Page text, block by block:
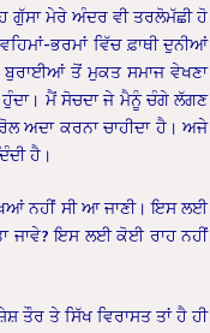
ਗੁੱਸਾ ਮੇਰੇ ਅੰਦਰ ਵੀ ਤਰਲੋਮੱਛੀ ਹੋ
ਭਰਮਾਂ ਵਿੱਚ ਫ਼ਾਥੀ ਦੁਨੀਆਂ
ਤੋਂ ਮੁਕਤ ਸਮਾਜ ਵੇਖਣਾ
ਹੁੰਦਾ। ਮੈਂ ਸੋਚਦਾ ਜੇ ਮੈਨੂੰ ਚੰਗੇ ਲੱਗਣ
ਅਦਾ ਕਰਨਾ ਚਾਹੀਦਾ ਹੈ। ਅਜੇ
ਹੈ।
ਨਹੀਂ ਸੀ ਆ ਜਾਣੀ। ਇਸ ਲਈ
ਜਾਵੇ? ਇਸ ਲਈ ਕੋਈ ਰਾਹ ਨਹੀਂ
ਤੌਰ ਤੇ ਸਿੱਖ ਵਿਰਾਸਤ ਤਾਂ ਹੈ ਹੀ